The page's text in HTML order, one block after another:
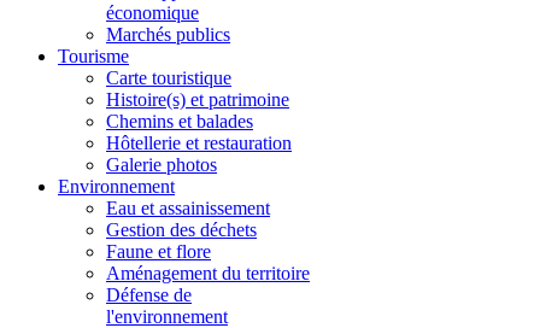
économique
Marchés publics
Tourisme
Carte touristique
Histoire(s) et patrimoine
Chemins et balades
Hôtellerie et restauration
Galerie photos
Environnement
Eau et assainissement
Gestion des déchets
Faune et flore
Aménagement du territoire
Défense de
l'environnement